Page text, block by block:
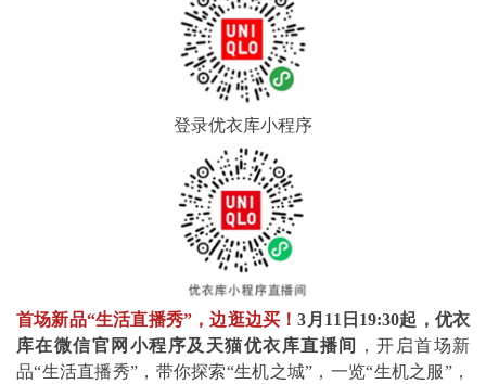
登录优衣库小程序
首场新品“生活直播秀”，边逛边买！3月11日19:30起，优衣
库在微信官网小程序及天猫优衣库直播间
，开启首场新
品“生活直播秀”，带你探索“生机之城”，一览“生机之服”，